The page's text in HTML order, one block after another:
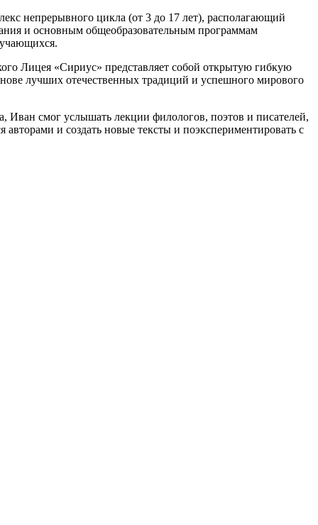
непрерывного цикла (от 3 до 17 лет), располагающий
и основным общеобразовательным программам
Лицея «Сириус» представляет собой открытую гибкую
лучших отечественных традиций и успешного мирового
Иван смог услышать лекции филологов, поэтов и писателей,
авторами и создать новые тексты и поэкспериментировать с